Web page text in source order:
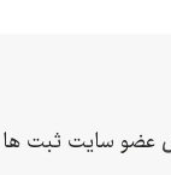
عضو سایت ثبت ها